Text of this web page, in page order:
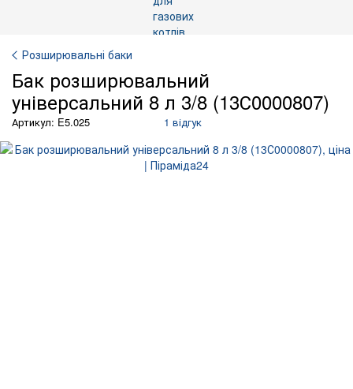
Розширювальні баки
Бак розширювальний
універсальний 8 л 3/8 (13С0000807)
Артикул: E5.025 1 відгук